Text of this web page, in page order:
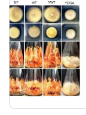
cơ thể hay mô
in 3D trên thế giới